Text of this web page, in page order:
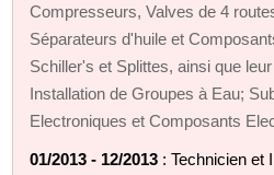
Compresseurs, Valves de 4
Séparateurs d'huile et
Schiller's et Splittes, ainsi que
Installation de Groupes à Eau;
Electroniques et Composants
01/2013 - 12/2013 : Technicien et